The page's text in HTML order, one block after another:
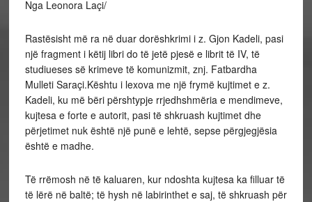
Nga Leonora Laçi/
Rastësisht më ra në duar dorëshkrimi i z. Gjon Kadeli, pasi
një fragment i këtij libri do të jetë pjesë e librit të IV, të
studiueses së krimeve të komunizmit, znj. Fatbardha
Mulleti Saraçi.Kështu i lexova me një frymë kujtimet e z.
Kadeli, ku më bëri përshtypje rrjedhshmëria e mendimeve,
kujtesa e forte e autorit, pasi të shkruash kujtimet dhe
përjetimet nuk është një punë e lehtë, sepse përgjegjësia
është e madhe.
Të rrëmosh në të kaluaren, kur ndoshta kujtesa ka filluar të
të lërë në baltë; të hysh në labirinthet e saj, të shkruash për